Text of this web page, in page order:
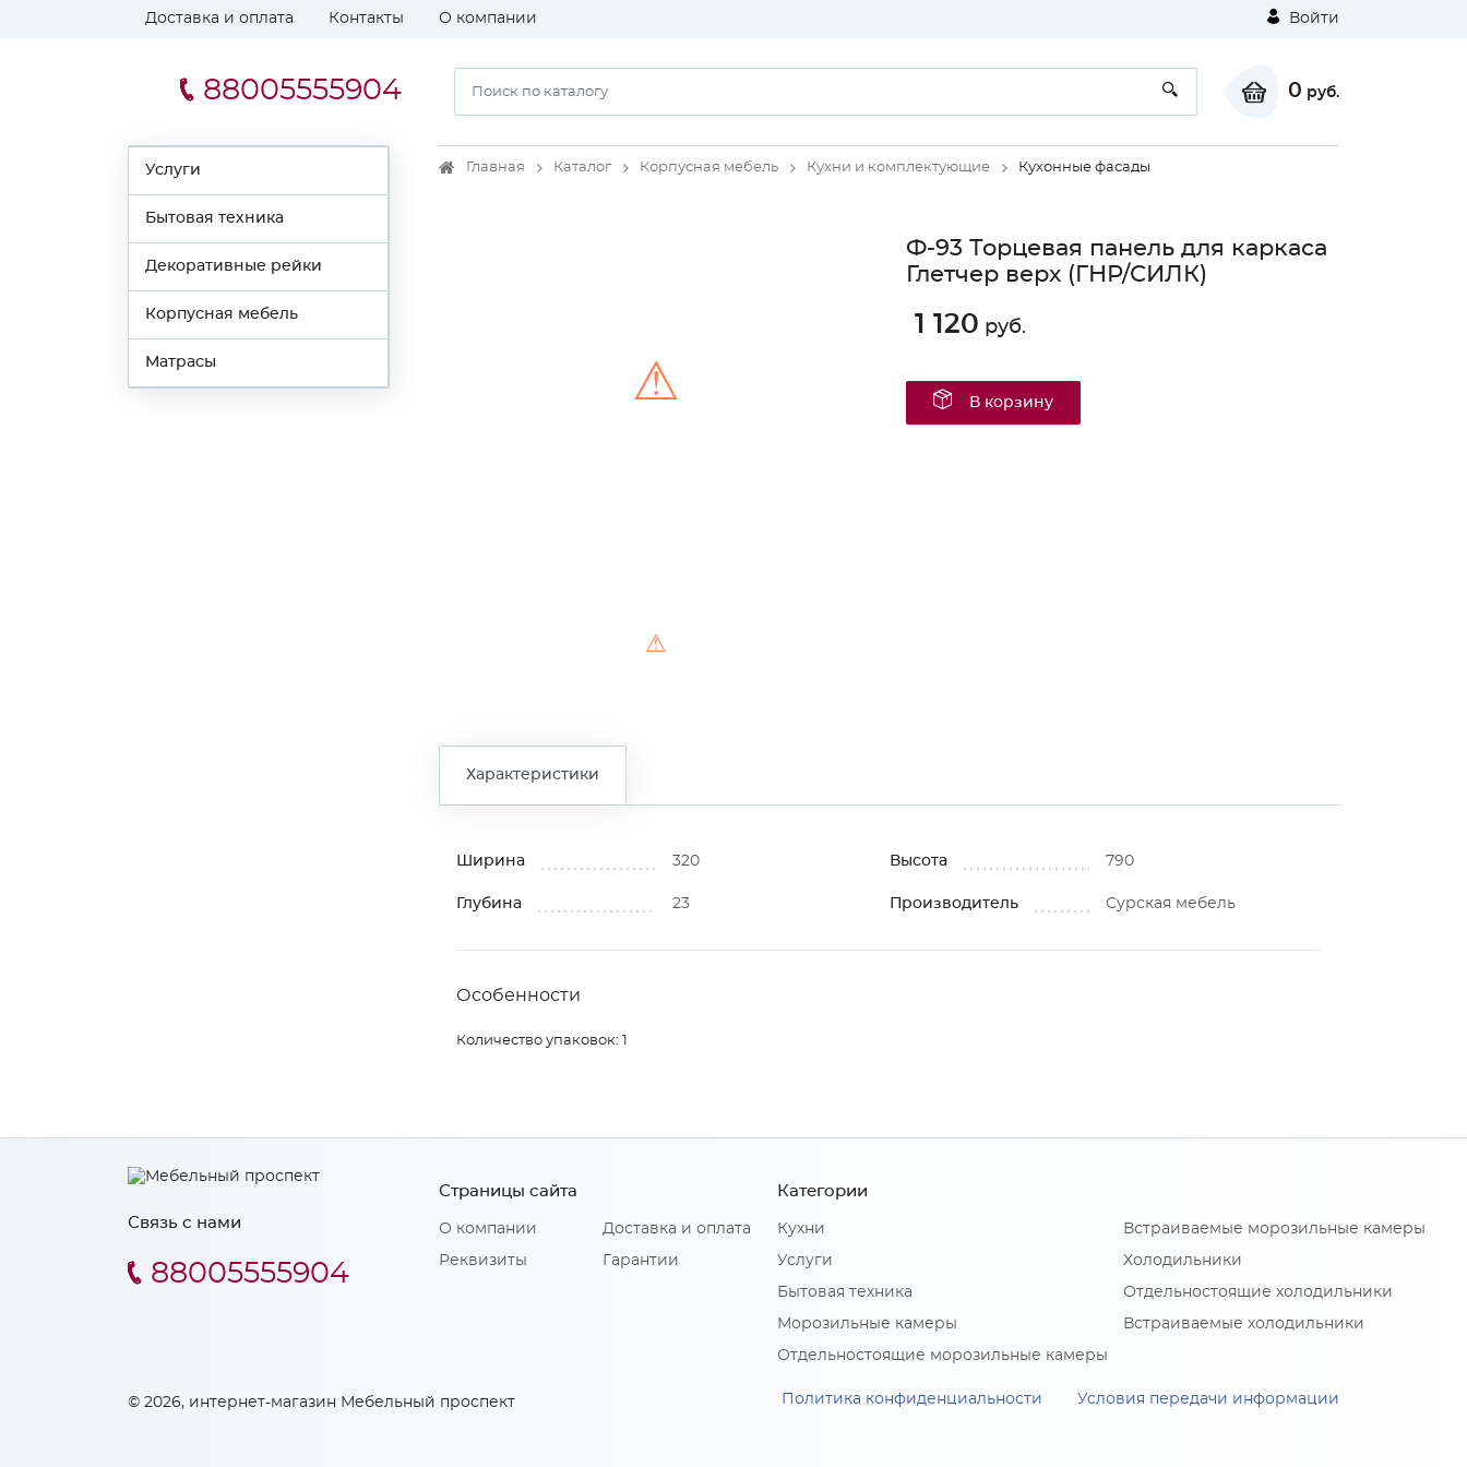
Доставка и оплата Контакты О компании Войти
88005555904 0 руб.
Услуги
Бытовая техника
Декоративные рейки
Корпусная мебель
Матрасы
Главная Каталог Корпусная мебель Кухни и комплектующие Кухонные фасады
⚠
⚠
Ф-93 Торцевая панель для каркаса
Глетчер верх (ГНР/СИЛК)
1 120 руб.
В корзину
Характеристики
Ширина 320 Высота 790
Глубина 23 Производитель Сурская мебель
Особенности
Количество упаковок: 1
Связь с нами
88005555904
Страницы сайта
О компании
Реквизиты
Доставка и оплата
Гарантии
Категории
Кухни
Услуги
Бытовая техника
Морозильные камеры
Отдельностоящие морозильные камеры
Встраиваемые морозильные камеры
Холодильники
Отдельностоящие холодильники
Встраиваемые холодильники
© 2026, интернет-магазин Мебельный проспект Политика конфиденциальности Условия передачи информации